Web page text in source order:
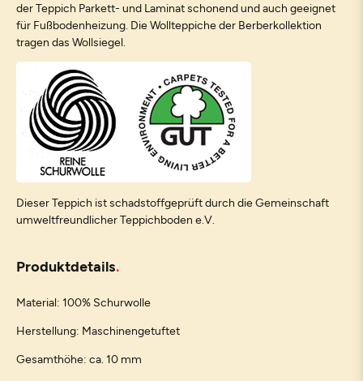
der Teppich Parkett- und Laminat schonend und auch geeignet
für Fußbodenheizung. Die Wollteppiche der Berberkollektion
tragen das Wollsiegel.
Dieser Teppich ist schadstoffgeprüft durch die Gemeinschaft
umweltfreundlicher Teppichboden e.V.
Produktdetails
Material: 100% Schurwolle
Herstellung: Maschinengetuftet
Gesamthöhe: ca. 10 mm